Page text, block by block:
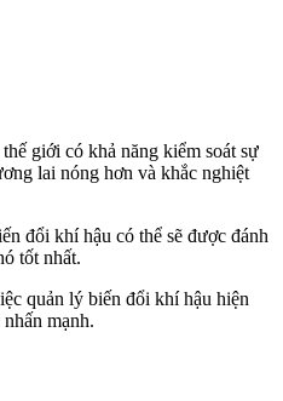
giới có khả năng kiểm soát sự
lai nóng hơn và khắc nghiệt
đổi khí hậu có thể sẽ được đánh
tốt nhất.
quản lý biến đổi khí hậu hiện
mạnh.